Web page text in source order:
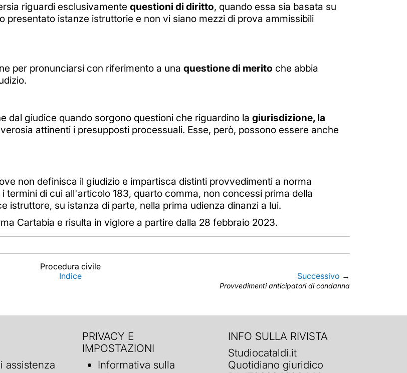
riguardi esclusivamente questioni di diritto, quando essa sia basata su
presentato istanze istruttorie e non vi siano mezzi di prova ammissibili
per pronunciarsi con riferimento a una questione di merito che abbia
dal giudice quando sorgono questioni che riguardino la giurisdizione, la
attinenti i presupposti processuali. Esse, però, possono essere anche
non definisca il giudizio e impartisca distinti provvedimenti a norma
i termini di cui all'articolo 183, quarto comma, non concessi prima della
istruttore, su istanza di parte, nella prima udienza dinanzi a lui.
Cartabia e risulta in viglore a partire dalla 28 febbraio 2023.
Procedura civile
Indice Successivo →
Provvedimenti anticipatori di condanna
assistenza
PRIVACY E
IMPOSTAZIONI
Informativa sulla
INFO SULLA RIVISTA
Studiocataldi.it
Quotidiano giuridico